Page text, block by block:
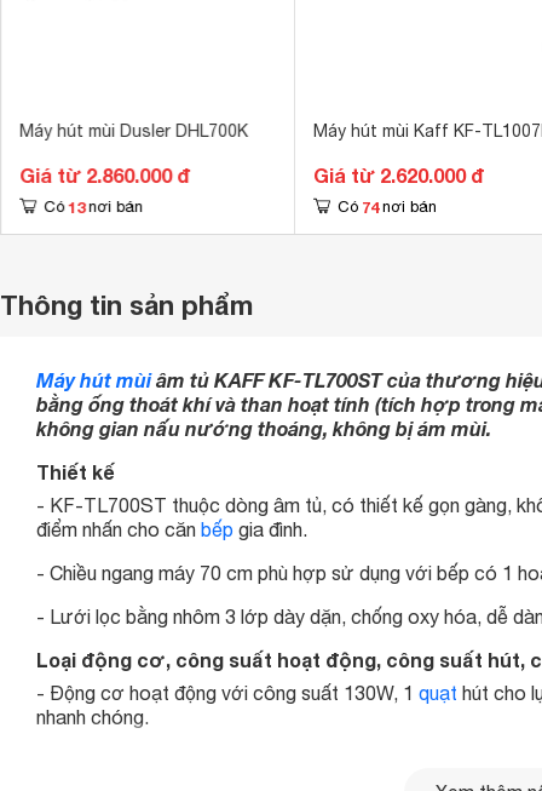
Máy hút mùi Dusler DHL700K
Giá từ 2.860.000 đ
Có 13 nơi bán
Máy hút mùi Kaff KF-
Giá từ 2.620.000 đ
Có 74 nơi bán
Thông tin sản phẩm
Máy hút mùiâm tủ KAFF KF-TL700STcủa thương
bằng ống thoát khí và than hoạt tính (tích hợp trong
không gian nấu nướng thoáng, không bị ám mùi.
Thiết kế
- KF-TL700ST thuộc dòng âm tủ, có thiết kế gọn gàng,
điểm nhấn cho căn bếp gia đình.
- Chiều ngang máy 70 cm phù hợp sử dụng với bếp có 1
- Lưới lọc bằng nhôm 3 lớp dày dặn, chống oxy hóa, dễ
Loại động cơ, công suất hoạt động, công suất hút,
- Động cơ hoạt động với công suất 130W, 1 quạt hút cho
nhanh chóng.